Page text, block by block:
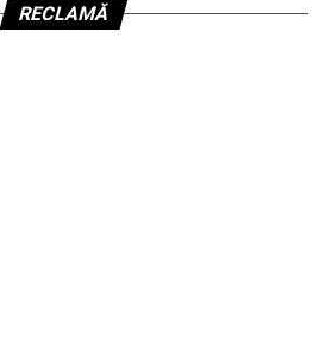
RECLAMĂ